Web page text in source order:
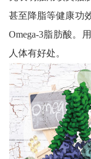
甚至降脂等健康功
Omega-3脂肪酸。
人体有好处。